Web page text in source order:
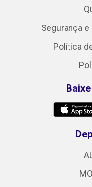
Segurança
Política